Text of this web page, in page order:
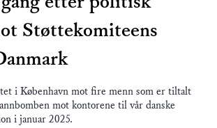
Støttekomiteens
i København mot fire menn som er tiltalt
mot kontorene til vår danske
i januar 2025.